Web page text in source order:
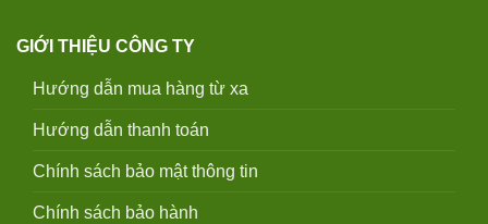
GIỚI THIỆU CÔNG TY
Hướng dẫn mua hàng từ xa
Hướng dẫn thanh toán
Chính sách bảo mật thông tin
Chính sách bảo hành